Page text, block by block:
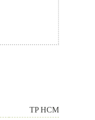
TP HCM